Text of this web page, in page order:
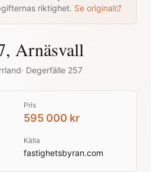
riktighet. Se original
Arnäsvall
· Degerfälle 257
Pris
595 000 kr
Källa
fastighetsbyran.com